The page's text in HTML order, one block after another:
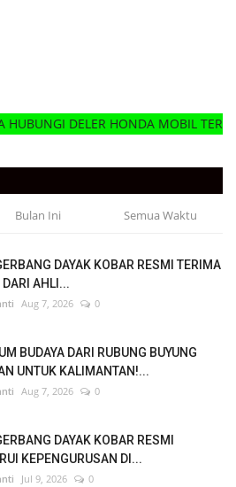
HONDA MOBIL TERDEKAT
Bulan Ini Semua Waktu
DAYAK KOBAR RESMI TERIMA
DARI AHLI...
Aug 7, 2026 0
BUDAYA DARI RUBUNG BUYUNG
UNTUK KALIMANTAN!...
Aug 7, 2026 0
DAYAK KOBAR RESMI
KEPENGURUSAN DI...
Jul 9, 2026 0